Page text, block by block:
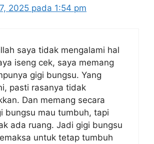
2025 pada 1:54 pm
saya tidak mengalami hal
iseng cek, saya memang
gigi bungsu. Yang
pasti rasanya tidak
Dan memang secara
bungsu mau tumbuh, tapi
ada ruang. Jadi gigi bungsu
untuk tetap tumbuh